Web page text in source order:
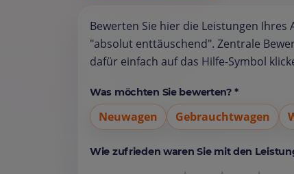
Bewerten Sie hier die Leistungen
"absolut enttäuschend". Zentrale
dafür einfach auf das Hilfe-Symbol
Was möchten Sie bewerten? *
Neuwagen Gebrauchtwagen
Wie zufrieden waren Sie mit den